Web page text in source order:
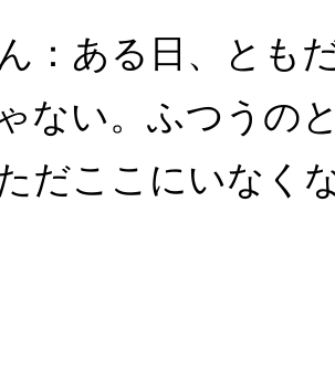
：ある日、とも
ない。ふつうの
だここにいなく